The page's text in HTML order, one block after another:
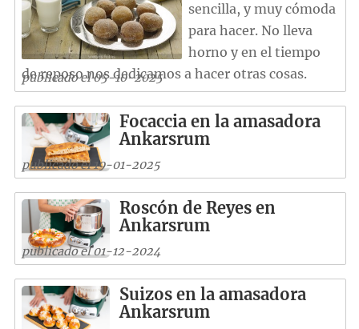
sencilla, y muy cómoda
para hacer. No lleva
horno y en el tiempo
de reposo nos dedicamos a hacer otras cosas.
publicado el 05-10-2025
Focaccia en la amasadora
Ankarsrum
publicado el 19-01-2025
Roscón de Reyes en
Ankarsrum
publicado el 01-12-2024
Suizos en la amasadora
Ankarsrum